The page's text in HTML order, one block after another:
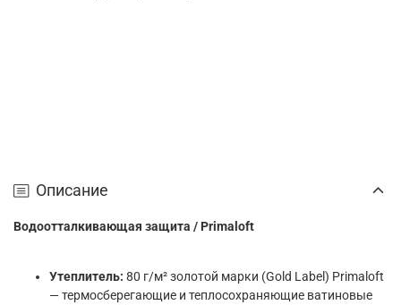
Описание
Водоотталкивающая защита / Primaloft
Утеплитель: 80 г/м² золотой марки (Gold Label) Primaloft
— термосберегающие и теплосохраняющие ватиновые